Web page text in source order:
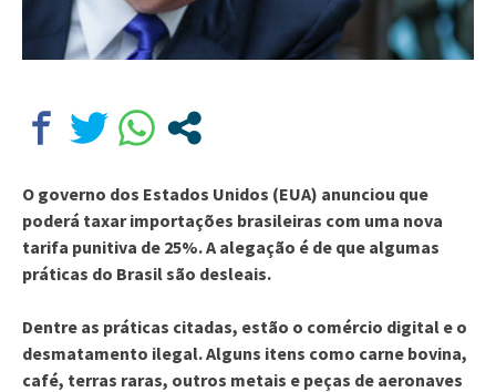
O governo dos Estados Unidos (EUA) anunciou que
poderá taxar importações brasileiras com uma nova
tarifa punitiva de 25%. A alegação é de que algumas
práticas do Brasil são desleais.
Dentre as práticas citadas, estão o comércio digital e o
desmatamento ilegal. Alguns itens como carne bovina,
café, terras raras, outros metais e peças de aeronaves